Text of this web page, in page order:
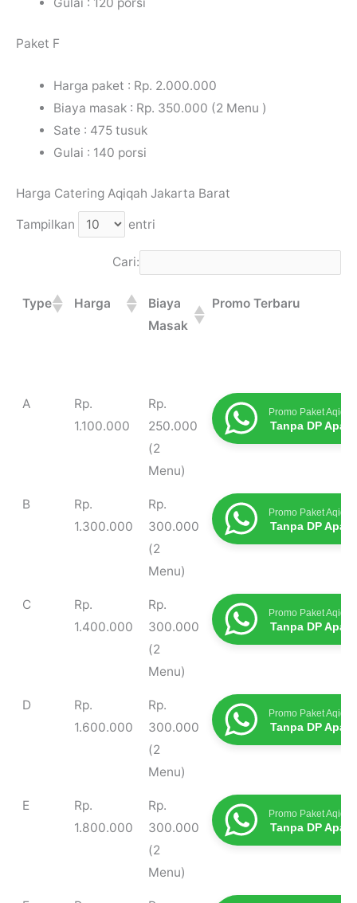
Paket F
Harga paket : Rp. 2.000.000
Biaya masak : Rp. 350.000 (2 Menu )
Sate : 475 tusuk
Gulai : 140 porsi
Harga Catering Aqiqah Jakarta Barat
Tampilkan entri
Cari:
Type Harga
Biaya
Masak
Promo Terbaru
Type Harga
Biaya
Masak
Promo Terbaru
A
Rp.
1.100.000
Rp.
250.000
(2
Menu)
Promo Paket Aqiqah
Tanpa DP
B
Rp.
1.300.000
Rp.
300.000
(2
Menu)
Promo Paket Aqiqah
Tanpa DP
C
Rp.
1.400.000
Rp.
300.000
(2
Menu)
Promo Paket Aqiqah
Tanpa DP
D
Rp.
1.600.000
Rp.
300.000
(2
Menu)
Promo Paket Aqiqah
Tanpa DP
E
Rp.
1.800.000
Rp.
300.000
(2
Menu)
Promo Paket Aqiqah
Tanpa DP